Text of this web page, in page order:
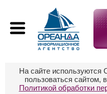
На сайте используются
пользоваться сайтом,
Политикой обработки